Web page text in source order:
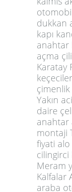
dukkan
kapı
anahtar
açma
Karatay
Yakın
daire
anahtar
montaji
fiyati alo
cilingirci
Meram
Kalfalar
araba